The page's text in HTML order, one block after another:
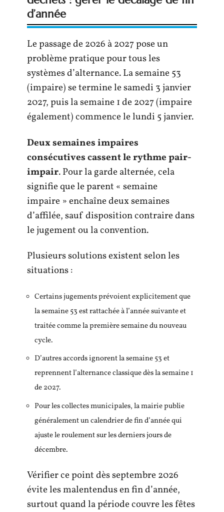
d’année
Le passage de 2026 à 2027 pose un
problème pratique pour tous les
systèmes d’alternance. La semaine 53
(impaire) se termine le samedi 3 janvier
2027, puis la semaine 1 de 2027 (impaire
également) commence le lundi 5 janvier.
Deux semaines impaires
consécutives cassent le rythme pair-
impair. Pour la garde alternée, cela
signifie que le parent « semaine
impaire » enchaîne deux semaines
d’affilée, sauf disposition contraire dans
le jugement ou la convention.
Plusieurs solutions existent selon les
situations :
Certains jugements prévoient explicitement que
la semaine 53 est rattachée à l’année suivante et
traitée comme la première semaine du nouveau
cycle.
D’autres accords ignorent la semaine 53 et
reprennent l’alternance classique dès la semaine 1
de 2027.
Pour les collectes municipales, la mairie publie
généralement un calendrier de fin d’année qui
ajuste le roulement sur les derniers jours de
décembre.
Vérifier ce point dès septembre 2026
évite les malentendus en fin d’année,
surtout quand la période couvre les fêtes